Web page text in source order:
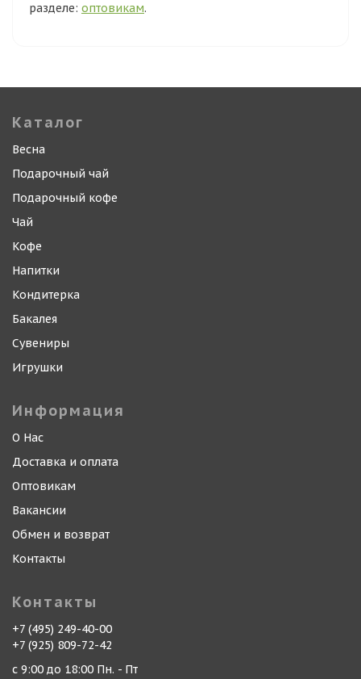
разделе: оптовикам.
Каталог
Весна
Подарочный чай
Подарочный кофе
Чай
Кофе
Напитки
Кондитерка
Бакалея
Сувениры
Игрушки
Информация
О Нас
Доставка и оплата
Оптовикам
Вакансии
Обмен и возврат
Контакты
Контакты
+7 (495) 249-40-00
+7 (925) 809-72-42
с 9:00 до 18:00 Пн. - Пт